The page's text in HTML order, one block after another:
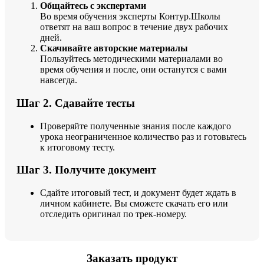
Общайтесь с экспертами
Во время обучения эксперты Контур.Школы
ответят на ваш вопрос в течение двух рабочих
дней.
Скачивайте авторские материалы
Пользуйтесь методическими материалами во
время обучения и после, они останутся с вами
навсегда.
Шаг 2. Сдавайте тесты
Проверяйте полученные знания после каждого
урока неограниченное количество раз и готовьтесь
к итоговому тесту.
Шаг 3. Получите документ
Сдайте итоговый тест, и документ будет ждать в
личном кабинете. Вы сможете скачать его или
отследить оригинал по трек-номеру.
Заказать продукт